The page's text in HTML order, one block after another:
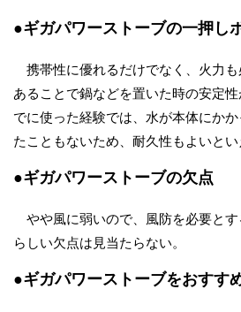
●ギガパワーストーブの一押し
携帯性に優れるだけでなく、火力
あることで鍋などを置いた時の安定
でに使った経験では、水が本体にか
たこともないため、耐久性もよいとい
●ギガパワーストーブの欠点
やや風に弱いので、風防を必要と
らしい欠点は見当たらない。
●ギガパワーストーブをおすす